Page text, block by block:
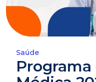
Saúde
Programa